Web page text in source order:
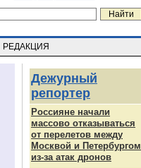
РЕДАКЦИЯ
Дежурный
репортер
Россияне начали
массово отказываться
от перелетов между
Москвой и Петербургом
из-за атак дронов